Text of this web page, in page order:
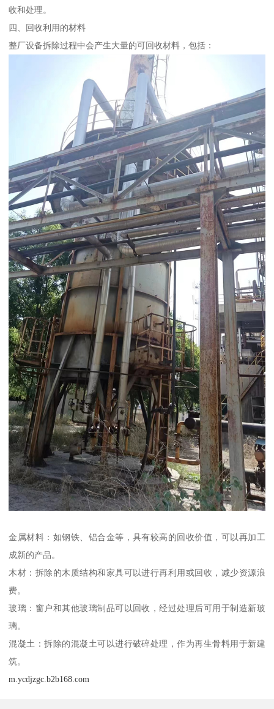
收和处理。
四、回收利用的材料
整厂设备拆除过程中会产生大量的可回收材料，包括：
金属材料：如钢铁、铝合金等，具有较高的回收价值，可以再加工
成新的产品。
木材：拆除的木质结构和家具可以进行再利用或回收，减少资源浪
费。
玻璃：窗户和其他玻璃制品可以回收，经过处理后可用于制造新玻
璃。
混凝土：拆除的混凝土可以进行破碎处理，作为再生骨料用于新建
筑。
m.ycdjzgc.b2b168.com